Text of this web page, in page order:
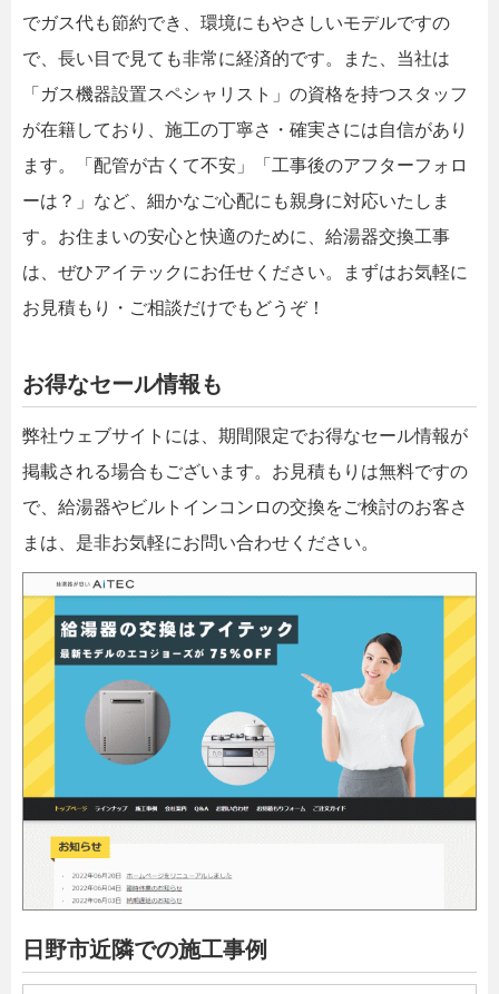
でガス代も節約でき、環境にもやさしいモデルですの
で、長い目で見ても非常に経済的です。また、当社は
「ガス機器設置スペシャリスト」の資格を持つスタッフ
が在籍しており、施工の丁寧さ・確実さには自信があり
ます。「配管が古くて不安」「工事後のアフターフォロ
ーは？」など、細かなご心配にも親身に対応いたしま
す。お住まいの安心と快適のために、給湯器交換工事
は、ぜひアイテックにお任せください。まずはお気軽に
お見積もり・ご相談だけでもどうぞ！
お得なセール情報も
弊社ウェブサイトには、期間限定でお得なセール情報が
掲載される場合もございます。お見積もりは無料ですの
で、給湯器やビルトインコンロの交換をご検討のお客さ
まは、是非お気軽にお問い合わせください。
日野市近隣での施工事例